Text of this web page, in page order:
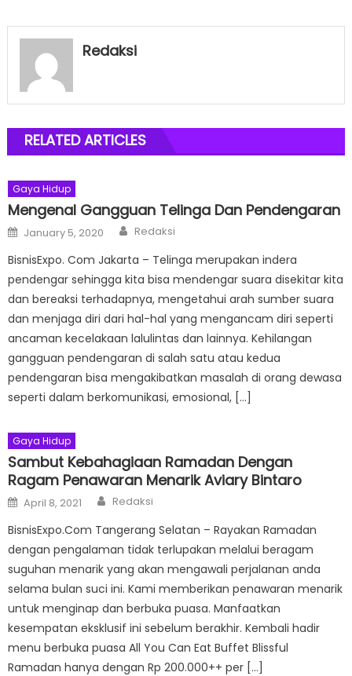
Redaksi
RELATED ARTICLES
Gaya Hidup
Mengenal Gangguan Telinga Dan Pendengaran
Posted
on
January 5, 2020 Author
Redaksi
BisnisExpo. Com Jakarta – Telinga merupakan indera
pendengar sehingga kita bisa mendengar suara disekitar kita
dan bereaksi terhadapnya, mengetahui arah sumber suara
dan menjaga diri dari hal-hal yang mengancam diri seperti
ancaman kecelakaan lalulintas dan lainnya. Kehilangan
gangguan pendengaran di salah satu atau kedua
pendengaran bisa mengakibatkan masalah di orang dewasa
seperti dalam berkomunikasi, emosional, […]
Gaya Hidup
Sambut Kebahagiaan Ramadan Dengan
Ragam Penawaran Menarik Aviary Bintaro
Posted
on
April 8, 2021 Author
Redaksi
BisnisExpo.Com Tangerang Selatan – Rayakan Ramadan
dengan pengalaman tidak terlupakan melalui beragam
suguhan menarik yang akan mengawali perjalanan anda
selama bulan suci ini. Kami memberikan penawaran menarik
untuk menginap dan berbuka puasa. Manfaatkan
kesempatan eksklusif ini sebelum berakhir. Kembali hadir
menu berbuka puasa All You Can Eat Buffet Blissful
Ramadan hanya dengan Rp 200.000++ per […]